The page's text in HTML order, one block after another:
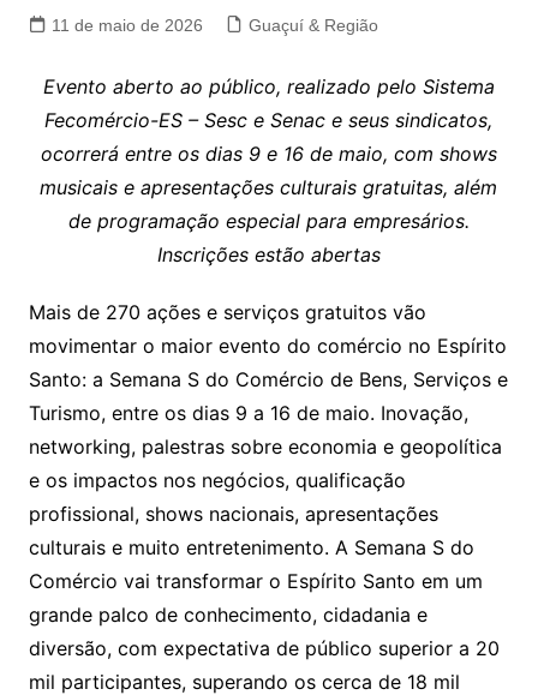
11 de maio de 2026 Guaçuí & Região
Evento aberto ao público, realizado pelo Sistema
Fecomércio-ES – Sesc e Senac e seus sindicatos,
ocorrerá entre os dias 9 e 16 de maio, com shows
musicais e apresentações culturais gratuitas, além
de programação especial para empresários.
Inscrições estão abertas
Mais de 270 ações e serviços gratuitos vão
movimentar o maior evento do comércio no Espírito
Santo: a Semana S do Comércio de Bens, Serviços e
Turismo, entre os dias 9 a 16 de maio. Inovação,
networking, palestras sobre economia e geopolítica
e os impactos nos negócios, qualificação
profissional, shows nacionais, apresentações
culturais e muito entretenimento. A Semana S do
Comércio vai transformar o Espírito Santo em um
grande palco de conhecimento, cidadania e
diversão, com expectativa de público superior a 20
mil participantes, superando os cerca de 18 mil